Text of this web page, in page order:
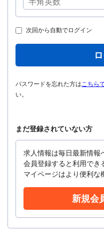
次回から自動でログイン
パスワードを忘れた方はこちら
い。
まだ登録されていない方
求人情報は毎日最新情報
会員登録すると利用でき
マイページはより便利な
新規会